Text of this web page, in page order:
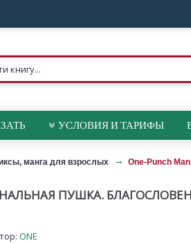
УСЛОВИЯ И ТАРИФЫ
манга для взрослых One-Punch
ПУШКА.
ONE